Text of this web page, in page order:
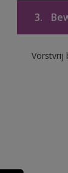
3.
Vorstvrij